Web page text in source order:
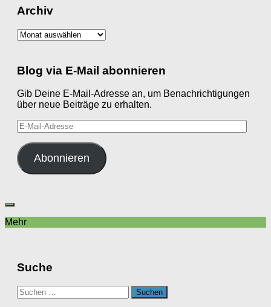
Archiv
Archiv
Blog via E-Mail abonnieren
Gib Deine E-Mail-Adresse an, um Benachrichtigungen
über neue Beiträge zu erhalten.
E-
Mail-
Adresse
Abonnieren
Mehr
Suche
Suchen
nach: